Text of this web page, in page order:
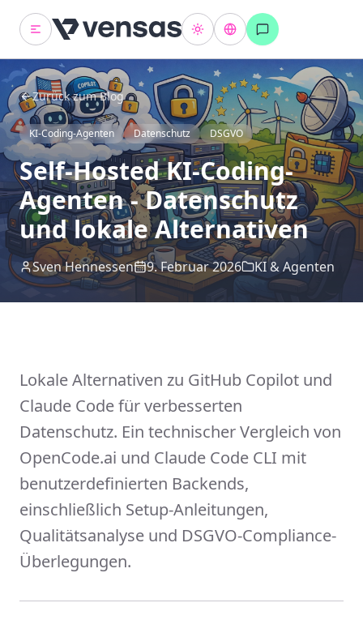
Zurück zum Blog
KI-Coding-Agenten Datenschutz DSGVO
Self-Hosted KI-Coding-
Agenten - Datenschutz
und lokale Alternativen
Sven Hennessen 9. Februar 2026 KI & Agenten
Lokale Alternativen zu GitHub Copilot und
Claude Code für verbesserten
Datenschutz. Ein technischer Vergleich von
OpenCode.ai und Claude Code CLI mit
benutzerdefinierten Backends,
einschließlich Setup-Anleitungen,
Qualitätsanalyse und DSGVO-Compliance-
Überlegungen.